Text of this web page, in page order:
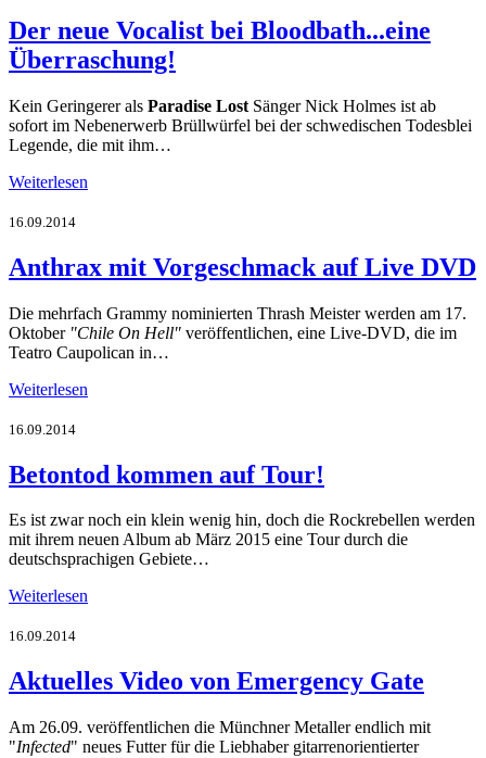
Der neue Vocalist bei Bloodbath...eine
Überraschung!
Kein Geringerer als Paradise Lost Sänger Nick Holmes ist ab
sofort im Nebenerwerb Brüllwürfel bei der schwedischen Todesblei
Legende, die mit ihm…
Weiterlesen
16.09.2014
Anthrax mit Vorgeschmack auf Live DVD
Die mehrfach Grammy nominierten Thrash Meister werden am 17.
Oktober"Chile On Hell" veröffentlichen, eine Live-DVD, die im
Teatro Caupolican in…
Weiterlesen
16.09.2014
Betontod kommen auf Tour!
Es ist zwar noch ein klein wenig hin, doch die Rockrebellen werden
mit ihrem neuen Album ab März 2015 eine Tour durch die
deutschsprachigen Gebiete…
Weiterlesen
16.09.2014
Aktuelles Video von Emergency Gate
Am 26.09. veröffentlichen die Münchner Metaller endlich mit
"Infected" neues Futter für die Liebhaber gitarrenorientierter